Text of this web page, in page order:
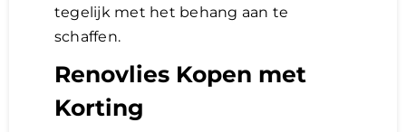
tegelijk met het behang aan te
schaffen.
Renovlies Kopen met
Korting